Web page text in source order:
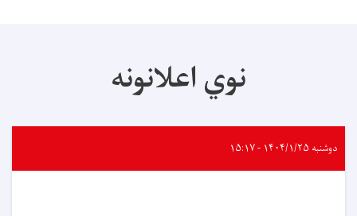
نوي اعلانونه
دوشنبه ۱۴۰۴/۱/۲۵ - ۱۵:۱۷